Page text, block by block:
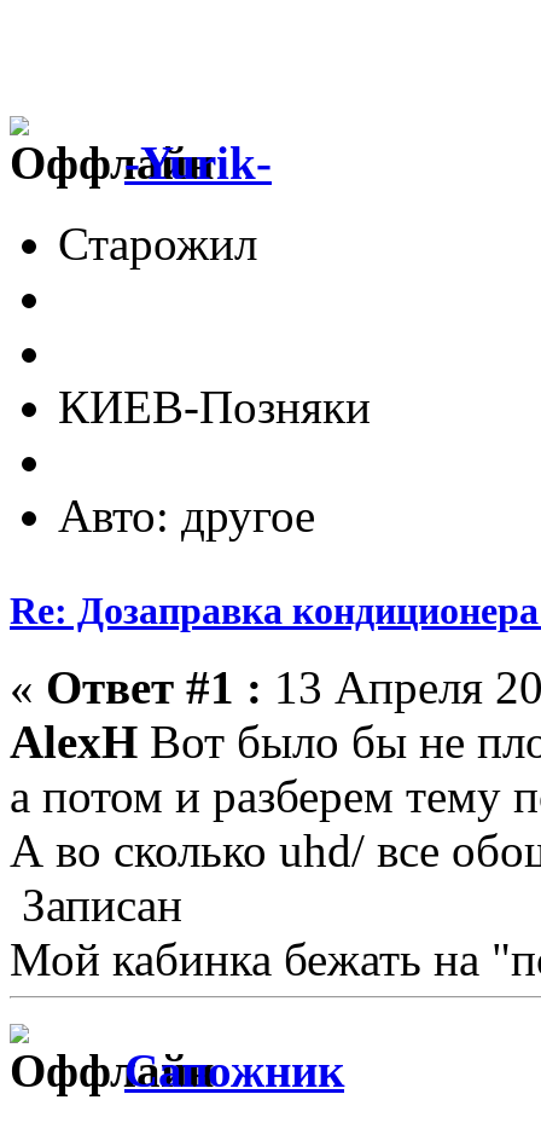
-Yurik-
Старожил
КИЕВ-Позняки
Авто: другое
Re: Дозаправка
« Ответ #1 : 13 Апреля
AlexH Вот было бы не
а потом и разберем тему
А во сколько uhd/ все
Записан
Мой кабинка бежать на
Сапожник